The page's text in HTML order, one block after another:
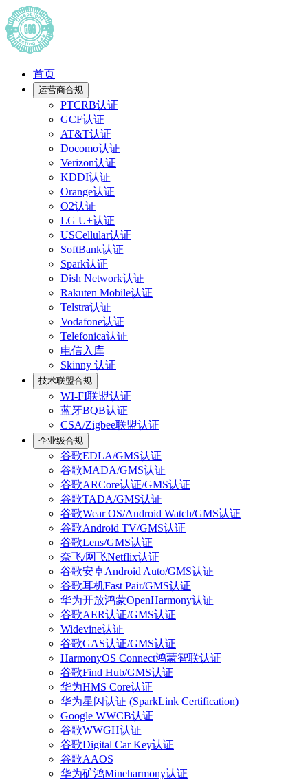
首页
运营商合规
PTCRB认证
GCF认证
AT&T认证
Docomo认证
Verizon认证
KDDI认证
Orange认证
O2认证
LG U+认证
USCellular认证
SoftBank认证
Spark认证
Dish Network认证
Rakuten Mobile认证
Telstra认证
Vodafone认证
Telefonica认证
电信入库
Skinny 认证
技术联盟合规
WI-FI联盟认证
蓝牙BQB认证
CSA/Zigbee联盟认证
企业级合规
谷歌EDLA/GMS认证
谷歌MADA/GMS认证
谷歌ARCore认证/GMS认证
谷歌TADA/GMS认证
谷歌Wear OS/Android Watch/GMS认证
谷歌Android TV/GMS认证
谷歌Lens/GMS认证
奈飞/网飞Netflix认证
谷歌安卓Android Auto/GMS认证
谷歌耳机Fast Pair/GMS认证
华为开放鸿蒙OpenHarmony认证
谷歌AER认证/GMS认证
Widevine认证
谷歌GAS认证/GMS认证
HarmonyOS Connect鸿蒙智联认证
谷歌Find Hub/GMS认证
华为HMS Core认证
华为星闪认证 (SparkLink Certification)
Google WWCB认证
谷歌WWGH认证
谷歌Digital Car Key认证
谷歌AAOS
华为矿鸿Mineharmony认证